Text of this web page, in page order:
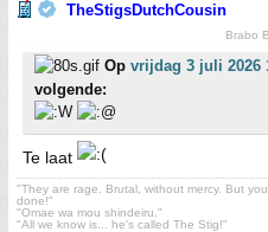
TheStigsDutchCousin
Brabo
Op vrijdag 3 juli 2026
volgende:
Te laat
"They are rage. Brutal, without mercy. But
done!"
"Omae wa mou shindeiru."
"All we know is... he's called The Stig!"